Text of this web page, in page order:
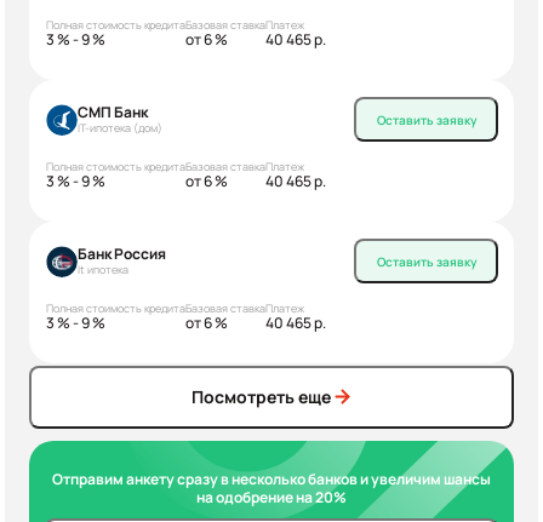
Полная стоимость кредита
3 % - 9 %
Базовая ставка
от 6 %
Платеж
40 465 р.
СМП Банк
IT-ипотека (дом)
Полная стоимость кредита
3 % - 9 %
Базовая ставка
от 6 %
Платеж
40 465 р.
Оставить заявку
Банк Россия
It ипотека
Полная стоимость кредита
3 % - 9 %
Базовая ставка
от 6 %
Платеж
40 465 р.
Оставить заявку
Посмотреть еще
Отправим анкету сразу в несколько банков и увеличим шансы
на одобрение на 20%